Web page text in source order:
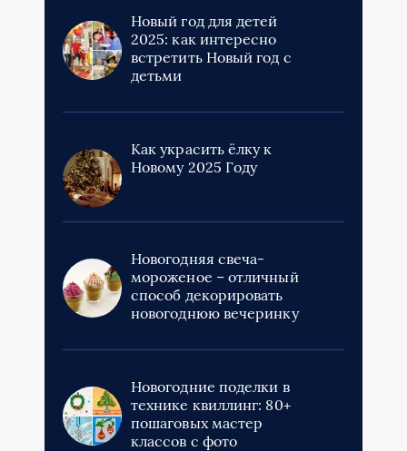
Новый год для детей
2025: как интересно
встретить Новый год с
детьми
Как украсить ёлку к
Новому 2025 Году
Новогодняя свеча-
мороженое – отличный
способ декорировать
новогоднюю вечеринку
Новогодние поделки в
технике квиллинг: 80+
пошаговых мастер
классов с фото